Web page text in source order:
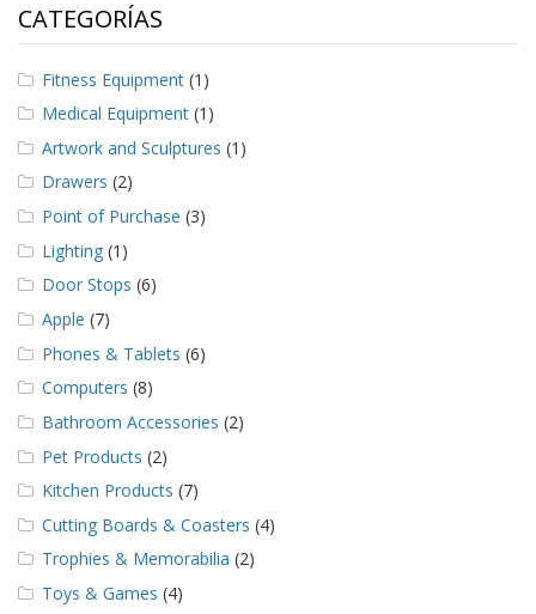
F
r
e
c
u
n
t
s
l
o
g
C
o
n
á
c
e
n
o
s
CATEGORÍAS
Fitness Equipment (1)
Medical Equipment (1)
Artwork and Sculptures (1)
Drawers (2)
Point of Purchase (3)
Lighting (1)
Door Stops (6)
Apple (7)
Phones & Tablets (6)
Computers (8)
Bathroom Accessories (2)
Pet Products (2)
Kitchen Products (7)
Cutting Boards & Coasters (4)
Trophies & Memorabilia (2)
Toys & Games (4)